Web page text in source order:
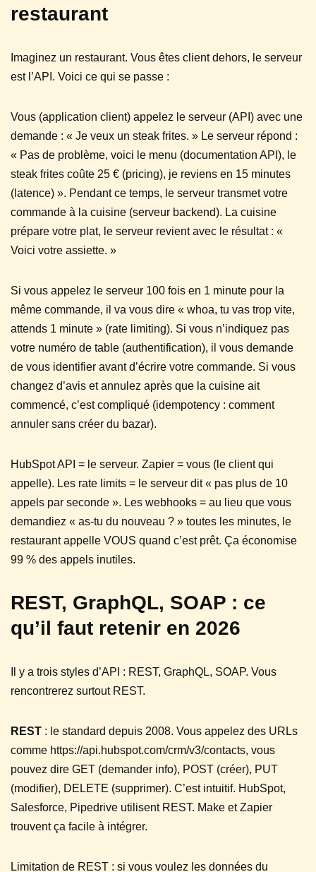
restaurant
Imaginez un restaurant. Vous êtes client dehors, le serveur
est l’API. Voici ce qui se passe :
Vous (application client) appelez le serveur (API) avec une
demande : « Je veux un steak frites. » Le serveur répond :
« Pas de problème, voici le menu (documentation API), le
steak frites coûte 25 € (pricing), je reviens en 15 minutes
(latence) ». Pendant ce temps, le serveur transmet votre
commande à la cuisine (serveur backend). La cuisine
prépare votre plat, le serveur revient avec le résultat : «
Voici votre assiette. »
Si vous appelez le serveur 100 fois en 1 minute pour la
même commande, il va vous dire « whoa, tu vas trop vite,
attends 1 minute » (rate limiting). Si vous n’indiquez pas
votre numéro de table (authentification), il vous demande
de vous identifier avant d’écrire votre commande. Si vous
changez d’avis et annulez après que la cuisine ait
commencé, c’est compliqué (idempotency : comment
annuler sans créer du bazar).
HubSpot API = le serveur. Zapier = vous (le client qui
appelle). Les rate limits = le serveur dit « pas plus de 10
appels par seconde ». Les webhooks = au lieu que vous
demandiez « as-tu du nouveau ? » toutes les minutes, le
restaurant appelle VOUS quand c’est prêt. Ça économise
99 % des appels inutiles.
REST, GraphQL, SOAP : ce
qu’il faut retenir en 2026
Il y a trois styles d’API : REST, GraphQL, SOAP. Vous
rencontrerez surtout REST.
REST : le standard depuis 2008. Vous appelez des URLs
comme https://api.hubspot.com/crm/v3/contacts, vous
pouvez dire GET (demander info), POST (créer), PUT
(modifier), DELETE (supprimer). C’est intuitif. HubSpot,
Salesforce, Pipedrive utilisent REST. Make et Zapier
trouvent ça facile à intégrer.
Limitation de REST : si vous voulez les données du